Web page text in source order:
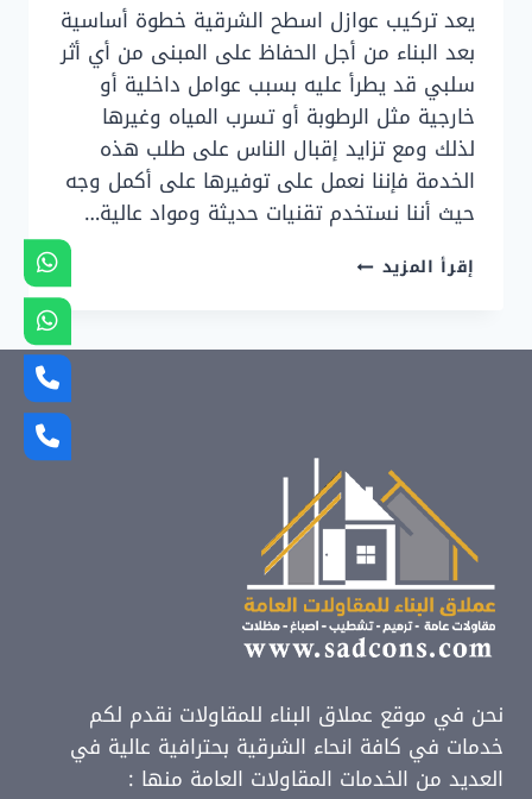
يعد تركيب عوازل اسطح الشرقية خطوة أساسية
بعد البناء من أجل الحفاظ على المبنى من أي أثر
سلبي قد يطرأ عليه بسبب عوامل داخلية أو
خارجية مثل الرطوبة أو تسرب المياه وغيرها
لذلك ومع تزايد إقبال الناس على طلب هذه
الخدمة فإننا نعمل على توفيرها على أكمل وجه
حيث أننا نستخدم تقنيات حديثة ومواد عالية…
إقرأ المزيد تركيب
نحن في موقع عملاق البناء للمقاولات نقدم لكم
خدمات في كافة انحاء الشرقية بحترافية عالية في
العديد من الخدمات المقاولات العامة منها :